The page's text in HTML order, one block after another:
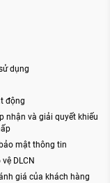
dụng
động
nhận và giải quyết khiếu
mật thông tin
DLCN
giá của khách hàng